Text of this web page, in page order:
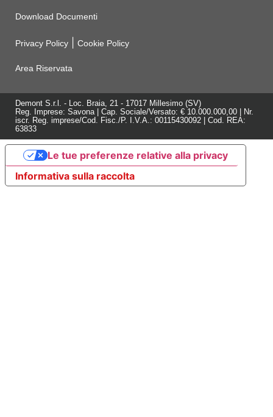
Download Documenti
Privacy Policy Cookie Policy
Area Riservata
Demont S.r.l. - Loc. Braia, 21 - 17017 Millesimo (SV)
Reg. Imprese: Savona | Cap. Sociale/Versato: € 10.000.000,00 | Nr.
iscr. Reg. imprese/Cod. Fisc./P. I.V.A.: 00115430092 | Cod. REA:
63833
Informativa sulla raccolta
Le tue preferenze relative alla privacy